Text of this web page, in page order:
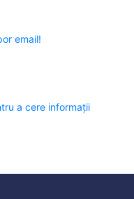
email!
a cere informații